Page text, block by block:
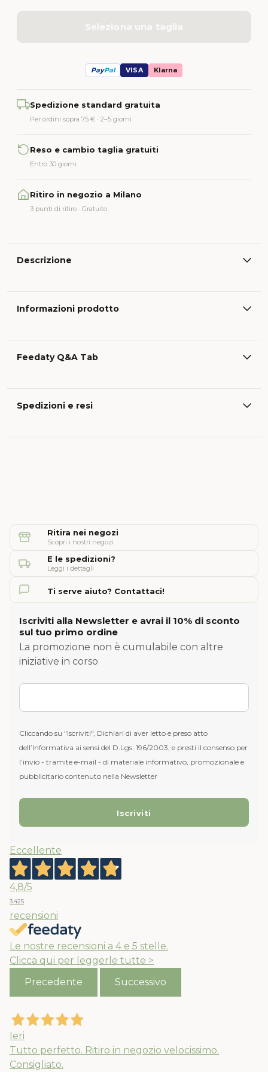
Seleziona una taglia
PayPal VISA Klarna
Spedizione standard gratuita
Per ordini sopra 75 € · 2–5 giorni
Reso e cambio taglia gratuiti
Entro 30 giorni
Ritiro in negozio a Milano
3 punti di ritiro · Gratuito
Descrizione
Informazioni prodotto
Feedaty Q&A Tab
Spedizioni e resi
Ritira nei negozi
Scopri i nostri negozi
E le spedizioni?
Leggi i dettagli
Ti serve aiuto? Contattaci!
Iscriviti alla Newsletter e avrai il 10% di sconto
sul tuo primo ordine
La promozione non è cumulabile con altre
iniziative in corso
Cliccando su "Iscriviti", Dichiari di aver letto e preso atto
dell’Informativa ai sensi del D.Lgs. 196/2003, e presti il consenso per
l’invio - tramite e-mail - di materiale informativo, promozionale e
pubblicitario contenuto nella Newsletter
Eccellente
4,8/5
3.425
recensioni
Le nostre recensioni a 4 e 5 stelle.
Clicca qui per leggerle tutte >
Precedente
Successivo
Ieri
Tutto perfetto. Ritiro in negozio velocissimo.
Consigliato.